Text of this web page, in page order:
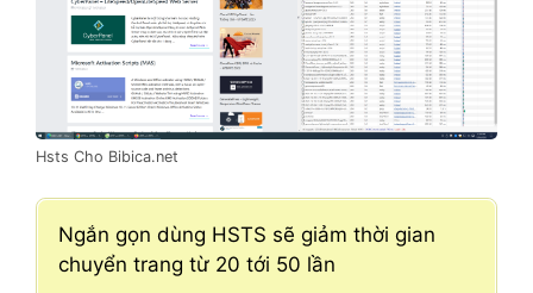
Hsts Cho Bibica.net
Ngắn gọn dùng HSTS sẽ giảm thời gian
chuyển trang từ 20 tới 50 lần